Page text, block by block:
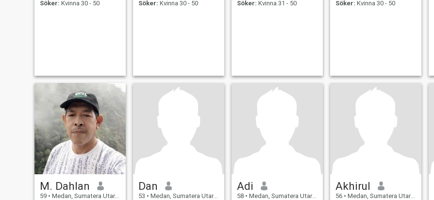
Söker: Kvinna 30 - 50
Söker: Kvinna 30 - 50
Söker: Kvinna 31 - 50
Söker: Kvinna 30 - 50
M. Dahlan
59 • Medan, Sumatera Utara, Indonesien
Dan
53 • Medan, Sumatera Utara, Indonesien
Adi
58 • Medan, Sumatera Utara, Indonesien
Akhirul
56 • Medan, Sumatera Utara, Indonesien